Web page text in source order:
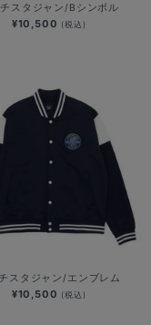
スタジャン/Bシンボル
¥10,500 (税込)
スタジャン/エンブレム
¥10,500 (税込)